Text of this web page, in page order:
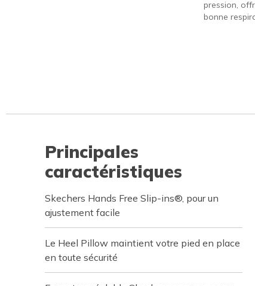
pression,
bonne
Principales
caractéristiques
Skechers Hands Free Slip-ins®, pour un
ajustement facile
Le Heel Pillow maintient votre pied en place
en toute sécurité